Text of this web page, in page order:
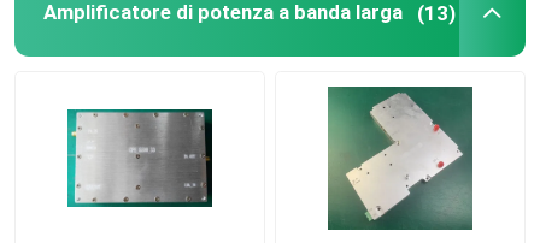
Ripetitore del segnale di GPS
Amplificatore di potenza a banda larga (13)